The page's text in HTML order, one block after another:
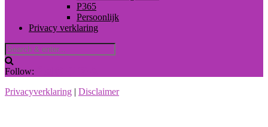
P365
Persoonlijk
Privacy verklaring
Follow:
Privacyverklaring | Disclaimer